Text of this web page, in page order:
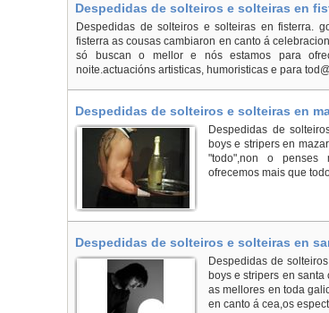
Despedidas de solteiros e solteiras en
Despedidas de solteiros e solteiras en fisterra.
fisterra as cousas cambiaron en canto á
só buscan o mellor e nós estamos para
noite.actuacións artisticas, humoristicas e para
Despedidas de solteiros e solteiras en
Despedidas de
boys e stripers en
"todo",non o penses
ofrecemos mais que
Despedidas de solteiros e solteiras en
Despedidas de
boys e stripers en
as mellores en toda
en canto á cea,os